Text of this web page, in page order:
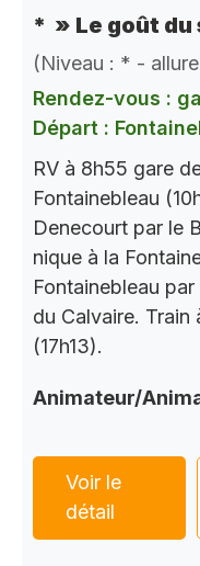
* » Le goût du
(Niveau : * -
Rendez-vous :
Départ :
RV à 8h55 gare
Fontainebleau
Denecourt par le
nique à la
Fontainebleau
du Calvaire. Train
(17h13).
Animateur/
Voir le
détail